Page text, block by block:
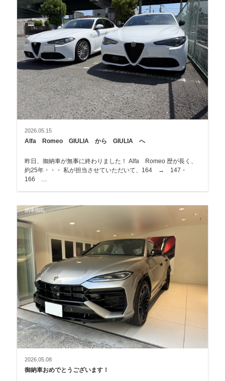
2026.05.15
Alfa Romeo GIULIA から GIULIA へ
昨日、御納車が無事に終わりました！ Alfa Romeo 歴が長く、
約25年・・・ 私が担当させていただいて、164 → 147・
166 …
納車御礼
2026.05.08
御納車おめでとうございます！